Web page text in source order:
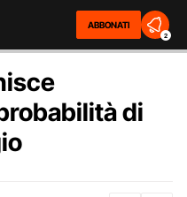
ABBONATI
2
di